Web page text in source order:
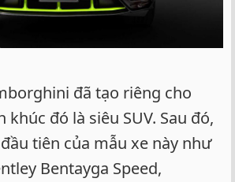
đã tạo riêng cho
đó là siêu SUV. Sau đó,
tiên của mẫu xe này như
Bentayga Speed,